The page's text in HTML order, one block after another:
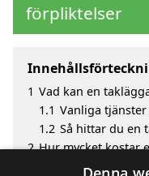
förpliktelser
1 Vad kan en
1.1 Vanliga
1.2 Så hittar du en
2 Hur mycket kostar
Fördelar med att